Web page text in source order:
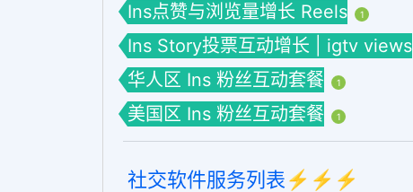
Ins点赞与浏览量增长 Reels 1
Ins Story投票互动增长 | igtv views
华人区 Ins 粉丝互动套餐 1
美国区 Ins 粉丝互动套餐 1
社交软件服务列表⚡️⚡️⚡️